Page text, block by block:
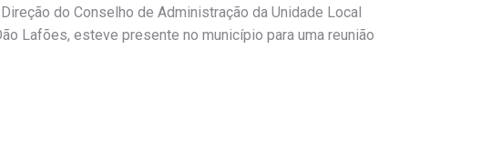
do Conselho de Administração da Unidade Local
Lafões, esteve presente no município para uma reunião